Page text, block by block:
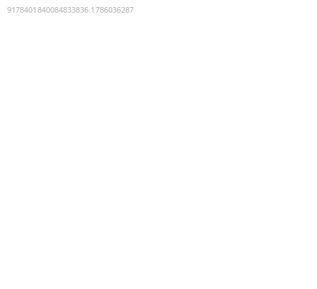
9178401840084833836:1786036287